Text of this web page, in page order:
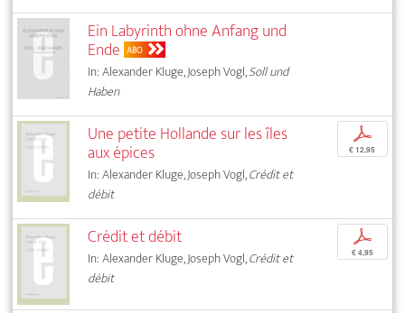
Ein Labyrinth ohne Anfang und
Ende ABO
In: Alexander Kluge, Joseph Vogl,Soll und
Haben
Une petite Hollande sur les îles
aux épices
In: Alexander Kluge, Joseph Vogl,Crédit et
débit
p
€ 12,95
Crédit et débit
In: Alexander Kluge, Joseph Vogl,Crédit et
débit
p
€ 4,95